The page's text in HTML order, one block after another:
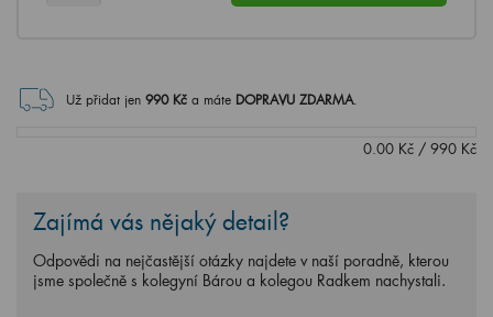
Už přidat jen 990Kč a máte DOPRAVU ZDARMA.
0.00 Kč / 990 Kč
Zajímá vás nějaký detail?
Odpovědi na nejčastější otázky najdete v naší poradně, kterou
jsme společně s kolegyní Bárou a kolegou Radkem nachystali.